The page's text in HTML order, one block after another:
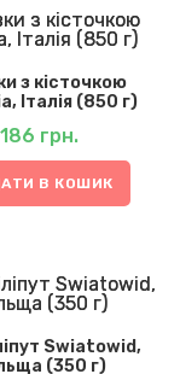
з кісточкою
Італія (850 г)
186 грн.
В КОШИК
Swiatowid,
(350 г)